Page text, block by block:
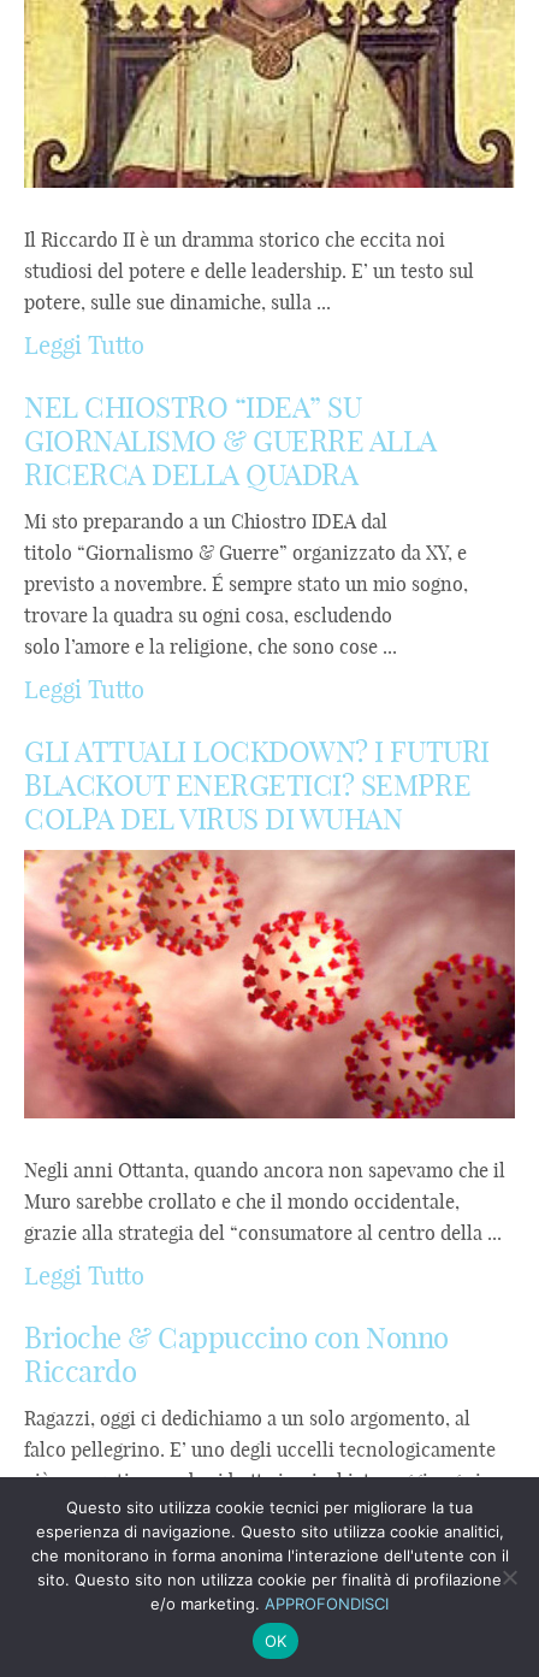
Il Riccardo II è un dramma storico che eccita noi
studiosi del potere e delle leadership. E’ un testo sul
potere, sulle sue dinamiche, sulla ...
Leggi Tutto
NEL CHIOSTRO “IDEA” SU
GIORNALISMO & GUERRE ALLA
RICERCA DELLA QUADRA
Mi sto preparando a un Chiostro IDEA dal
titolo “Giornalismo & Guerre” organizzato da XY, e
previsto a novembre. É sempre stato un mio sogno,
trovare la quadra su ogni cosa, escludendo
solo l’amore e la religione, che sono cose ...
Leggi Tutto
GLI ATTUALI LOCKDOWN? I FUTURI
BLACKOUT ENERGETICI? SEMPRE
COLPA DEL VIRUS DI WUHAN
Negli anni Ottanta, quando ancora non sapevamo che il
Muro sarebbe crollato e che il mondo occidentale,
grazie alla strategia del “consumatore al centro della ...
Leggi Tutto
Brioche & Cappuccino con Nonno
Riccardo
Ragazzi, oggi ci dedichiamo a un solo argomento, al
falco pellegrino. E’ uno degli uccelli tecnologicamente
più avanzati: quando si butta in picchiata raggiunge i ...
Leggi Tutto
IL GOVERNO DI OGNI
ORGANIZZAZIONE È UMANO, CON IA
COME ALLEATO STRATEGICO
Questo sito utilizza cookie tecnici per migliorare la tua
esperienza di navigazione. Questo sito utilizza cookie analitici,
che monitorano in forma anonima l'interazione dell'utente con il
sito. Questo sito non utilizza cookie per finalità di profilazione
e/o marketing. APPROFONDISCI
OK